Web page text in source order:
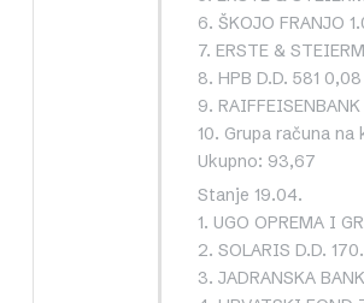
6. ŠKOJO FRANJO
7. ERSTE &
8. HPB D.D. 581
9.
10. Grupa računa
Ukupno: 93,67
Stanje 19.04.
1. UGO OPREMA I
2. SOLARIS D.D.
3. JADRANSKA